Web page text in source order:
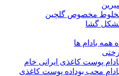
مخصوص گلچین
گشا
همه بادام ها
پوست کاغذی ایرانی خام
محب بوداده پوست کاغذی